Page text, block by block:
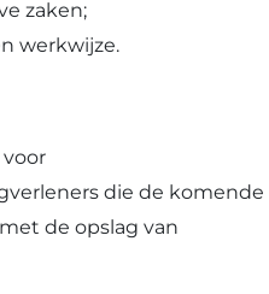
zaken;
werkwijze.
voor
die de komende
de opslag van